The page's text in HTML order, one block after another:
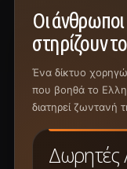
Οι άνθρωποι
στηρίζουν
Ένα δίκτυο
που βοηθά το
διατηρεί ζωντανή
Δωρητές